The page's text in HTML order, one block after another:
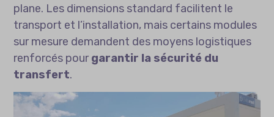
plane. Les dimensions standard facilitent le
transport et l’installation, mais certains modules
sur mesure demandent des moyens logistiques
renforcés pourgarantir la sécurité du
transfert.